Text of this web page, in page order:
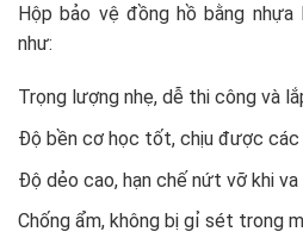
Hộp bảo vệ đồng hồ bằng
như:
Trọng lượng nhẹ, dễ thi công và
Độ bền cơ học tốt, chịu được
Độ dẻo cao, hạn chế nứt vỡ khi va
Chống ẩm, không bị gỉ sét trong